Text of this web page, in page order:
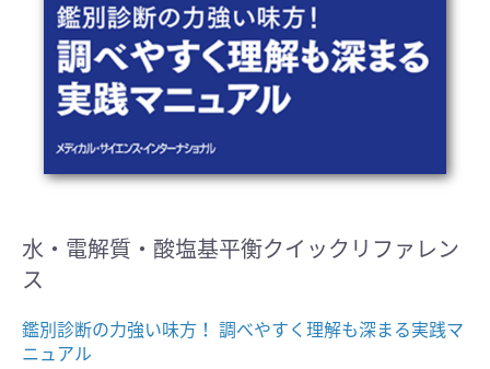
水・電解質・酸塩基平衡クイックリファレン
ス
鑑別診断の力強い味方！ 調べやすく理解も深まる実践マ
ニュアル